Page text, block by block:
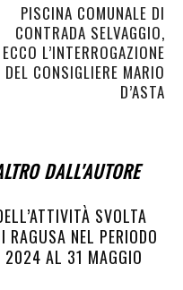
PISCINA COMUNALE DI
CONTRADA SELVAGGIO,
ECCO L’INTERROGAZIONE
DEL CONSIGLIERE MARIO
D’ASTA
DALL'AUTORE
SVOLTA
RAGUSA NEL PERIODO
2024 AL 31 MAGGIO